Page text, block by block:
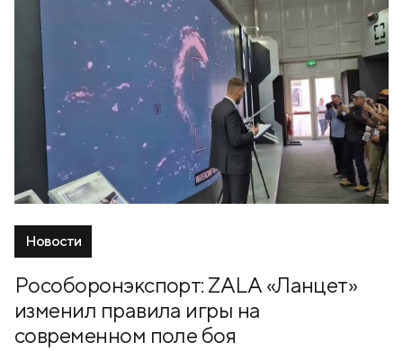
Новости
Рособоронэкспорт: ZALA «Ланцет»
изменил правила игры на
современном поле боя